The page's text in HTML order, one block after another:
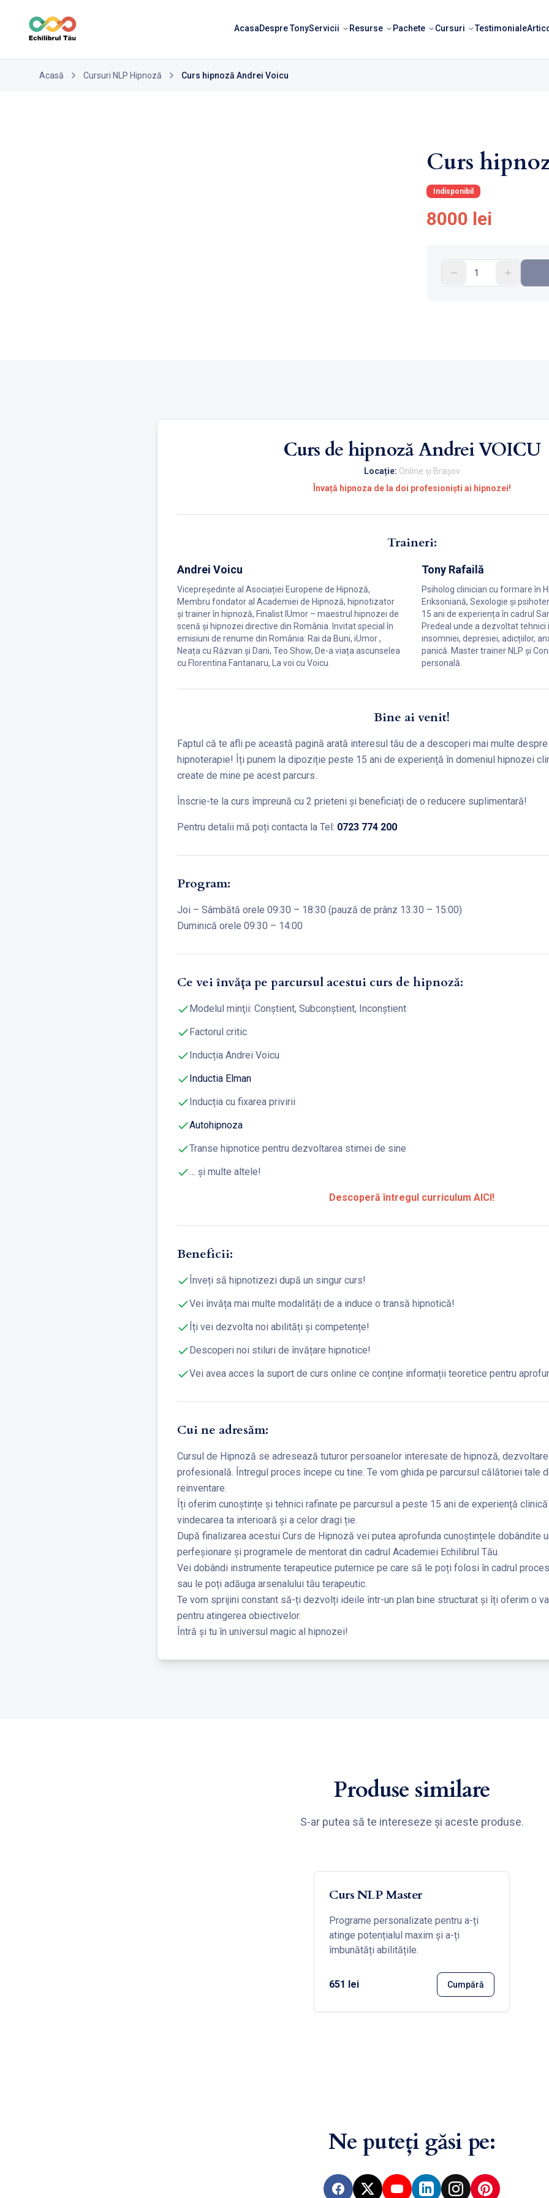
AcasaDespre TonyServicii Resurse Pachete Cursuri Testimoniale
Acasă Cursuri NLP Hipnoză Curs hipnoză Andrei Voicu
Curs
Indisponibil
8000 lei
Curs de hipnoză Andrei VOICU
Locație: Online și Brașov
Învață hipnoza de la doi profesioniști ai hipnozei!
Traineri:
Andrei Voicu
Vicepreședinte al Asociației Europene de Hipnoză,
Membru fondator al Academiei de Hipnoză, hipnotizator
și trainer în hipnoză, Finalist IUmor – maestrul hipnozei de
scenă și hipnozei directive din România. Invitat special în
emisiuni de renume din România: Rai da Buni, iUmor ,
Neața cu Răzvan și Dani, Teo Show, De-a viața ascunselea
cu Florentina Fantanaru, La voi cu Voicu.
Tony Rafailă
Psiholog clinician cu formare în
Eriksoniană, Sexologie și
15 ani de experiența în cadrul
Predeal unde a dezvoltat
insomniei, depresiei, adicțiilor,
panică. Master trainer NLP și
personală.
Bine ai venit!
Faptul că te afli pe această pagină arată interesul tău de a descoperi mai multe
hipnoterapie! Îți punem la dipoziție peste 15 ani de experiență în domeniul hipnozei
create de mine pe acest parcurs.
Înscrie-te la curs împreună cu 2 prieteni și beneficiați de o reducere suplimentară!
Pentru detalii mă poți contacta la Tel: 0723 774 200
Program:
Joi – Sâmbătă orele 09:30 – 18:30 (pauză de prânz 13:30 – 15:00)
Duminică orele 09:30 – 14:00
Ce vei învăța pe parcursul acestui curs de hipnoză:
Modelul minţii: Conştient, Subconştient, Inconştient
Factorul critic
Inducția Andrei Voicu
Inductia Elman
Inducția cu fixarea privirii
Autohipnoza
Transe hipnotice pentru dezvoltarea stimei de sine
… și multe altele!
Descoperă întregul curriculum AICI!
Beneficii:
Înveți să hipnotizezi după un singur curs!
Vei învăța mai multe modalități de a induce o transă hipnotică!
Îți vei dezvolta noi abilități și competențe!
Descoperi noi stiluri de învățare hipnotice!
Vei avea acces la suport de curs online ce conține informații teoretice pentru
Cui ne adresăm:
Cursul de Hipnoză se adresează tuturor persoanelor interesate de hipnoză,
profesională. Întregul proces începe cu tine. Te vom ghida pe parcursul călătoriei tale
reinventare.
Îți oferim cunoștințe și tehnici rafinate pe parcursul a peste 15 ani de experiență
vindecarea ta interioară și a celor dragi ție.
După finalizarea acestui Curs de Hipnoză vei putea aprofunda cunoștințele dobândite
perfeșionare și programele de mentorat din cadrul Academiei Echilibrul Tău.
Vei dobândi instrumente terapeutice puternice pe care să le poți folosi în cadrul
sau le poți adăuga arsenalului tău terapeutic.
Te vom sprijini constant să-ți dezvolți ideile într-un plan bine structurat și îți oferim o
pentru atingerea obiectivelor.
Întră și tu în universul magic al hipnozei!
Produse similare
S-ar putea să te intereseze și aceste produse.
Curs NLP Master
Programe personalizate pentru a-ți
atinge potențialul maxim și a-ți
îmbunătăți abilitățile.
651 lei Cumpără
Ne puteți găsi pe:
Facebook
X YouTubeLinkedInInstagramPinterest